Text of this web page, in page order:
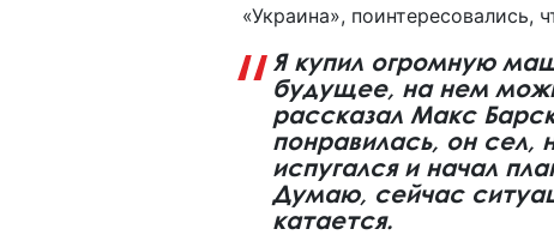
«Украина», поинтересовались,
Я купил огромную
будущее, на нем
рассказал Макс
понравилась, он сел,
испугался и начал
Думаю, сейчас
катается.